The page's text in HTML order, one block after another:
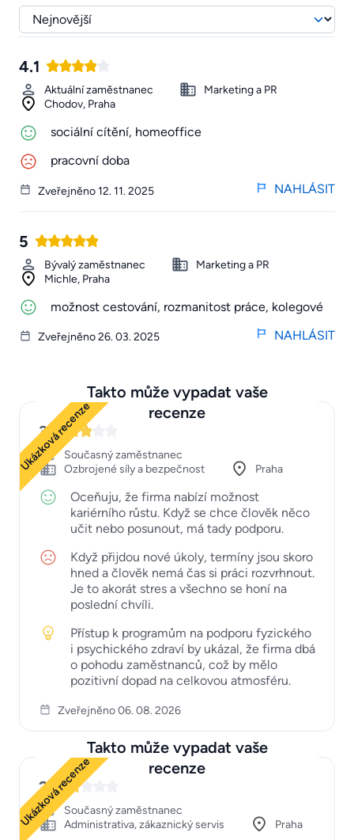
4.1
Aktuální zaměstnanec
Marketing a PR
Chodov, Praha
sociální cítění, homeoffice
pracovní doba
Zveřejněno 12. 11. 2025 NAHLÁSIT
5
Bývalý zaměstnanec
Marketing a PR
Michle, Praha
možnost cestování, rozmanitost práce, kolegové
Zveřejněno 26. 03. 2025 NAHLÁSIT
Takto může vypadat vaše
recenze
Ukázková recenze
3
Současný zaměstnanec
Ozbrojené síly a bezpečnost
Praha
Oceňuju, že firma nabízí možnost
kariérního růstu. Když se chce člověk něco
učit nebo posunout, má tady podporu.
Když přijdou nové úkoly, termíny jsou skoro
hned a člověk nemá čas si práci rozvrhnout.
Je to akorát stres a všechno se honí na
poslední chvíli.
Přístup k programům na podporu fyzického
i psychického zdraví by ukázal, že firma dbá
o pohodu zaměstnanců, což by mělo
pozitivní dopad na celkovou atmosféru.
Zveřejněno 06. 08. 2026
Takto může vypadat vaše
recenze
Ukázková recenze
2
Současný zaměstnanec
Administrativa, zákaznický servis
Praha